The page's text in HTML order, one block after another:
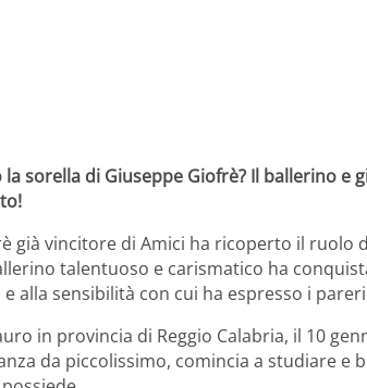
la sorella di Giuseppe Giofrè? Il ballerino e
già vincitore di Amici ha ricoperto il ruolo
talentuoso e carismatico ha
alla sensibilità con cui ha espresso i
in provincia di Reggio Calabria, il 10
da piccolissimo, comincia a studiare e